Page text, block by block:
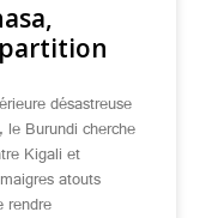
désastreuse
Burundi cherche
Kigali et
atouts
rendre